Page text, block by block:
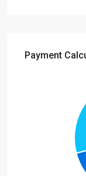
Payment